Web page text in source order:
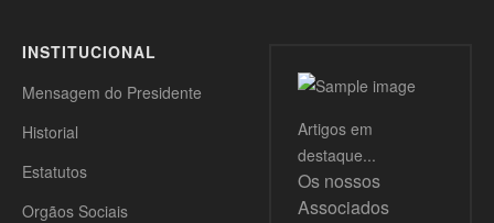
INSTITUCIONAL
Mensagem do Presidente
Historial
Estatutos
Orgãos Sociais
Artigos em
destaque...
Os nossos
Associados